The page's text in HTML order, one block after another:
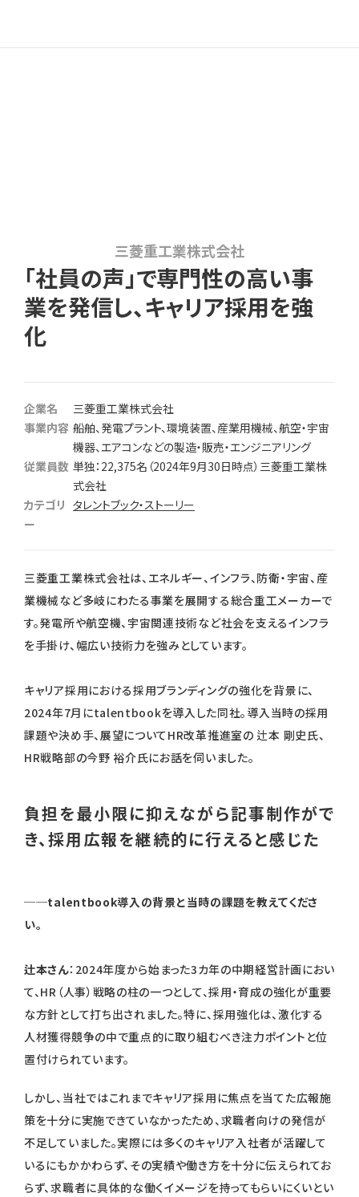
三菱重工業株式会社
「社員の声」で専門性の高い事
業を発信し、キャリア採用を強
化
三菱重工業株式会社は、エネルギー、インフラ、防衛・宇宙、産
業機械など多岐にわたる事業を展開する総合重工メーカーで
す。発電所や航空機、宇宙関連技術など社会を支えるインフラ
を手掛け、幅広い技術力を強みとしています。
キャリア採用における採用ブランディングの強化を背景に、
2024年7月にtalentbookを導入した同社。導入当時の採用
課題や決め手、展望についてHR改革推進室の 辻本 剛史氏、
HR戦略部の今野 裕介氏にお話を伺いました。
負担を最小限に抑えながら記事制作がで
き、採用広報を継続的に行えると感じた
──talentbook導入の背景と当時の課題を教えてくださ
い。
辻本さん：2024年度から始まった3カ年の中期経営計画におい
て、HR（人事）戦略の柱の一つとして、採用・育成の強化が重要
な方針として打ち出されました。特に、採用強化は、激化する
人材獲得競争の中で重点的に取り組むべき注力ポイントと位
置付けられています。
しかし、当社ではこれまでキャリア採用に焦点を当てた広報施
策を十分に実施できていなかったため、求職者向けの発信が
不足していました。実際には多くのキャリア入社者が活躍して
いるにもかかわらず、その実績や働き方を十分に伝えられてお
らず、求職者に具体的な働くイメージを持ってもらいにくいとい
企業名
三菱重工業株式会社
事業内容 船舶、発電プラント、環境装置、産業用機械、航空・宇宙
機器、エアコンなどの製造・販売・エンジニアリング
従業員数 単独：22,375名（2024年9月30日時点）三菱重工業株
式会社
カテゴリ
ー
タレントブック・ストーリー